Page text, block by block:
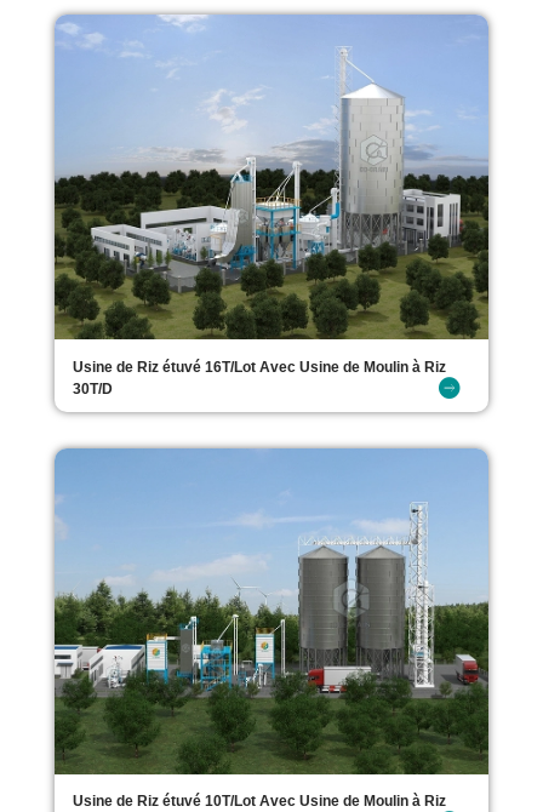
Usine de Riz étuvé 16T/Lot Avec Usine de Moulin à Riz
30T/D
Usine de Riz étuvé 10T/Lot Avec Usine de Moulin à Riz